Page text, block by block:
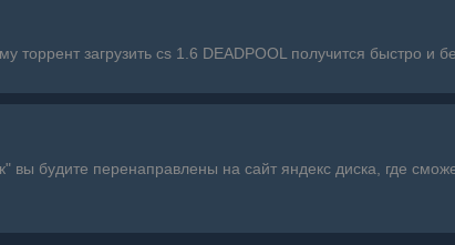
загрузить cs 1.6 DEADPOOL получится быстро и
вы будите перенаправлены на сайт яндекс диска, где